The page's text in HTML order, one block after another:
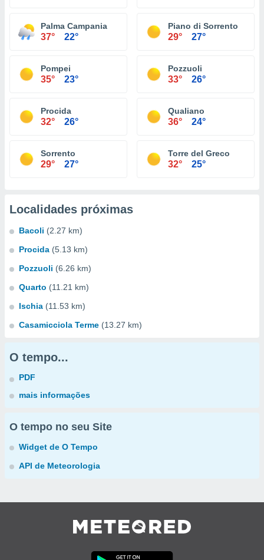
Palma Campania
37° 22°
Piano di Sorrento
29° 27°
Pompei
35° 23°
Pozzuoli
33° 26°
Procida
32° 26°
Qualiano
36° 24°
Sorrento
29° 27°
Torre del Greco
32° 25°
Localidades próximas
Bacoli (2.27 km)
Procida (5.13 km)
Pozzuoli (6.26 km)
Quarto (11.21 km)
Ischia (11.53 km)
Casamicciola Terme (13.27 km)
O tempo...
PDF
mais informações
O tempo no seu Site
Widget de O Tempo
API de Meteorologia